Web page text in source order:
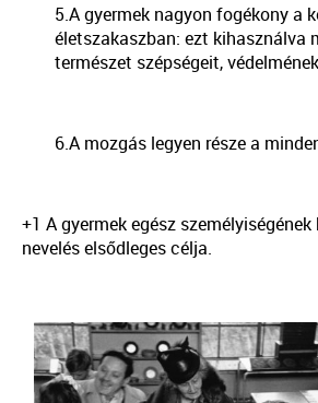
5.A gyermek nagyon fogékony a
életszakaszban: ezt kihasználva
természet szépségeit,
6.A mozgás legyen része a
+1 A gyermek egész
nevelés elsődleges célja.